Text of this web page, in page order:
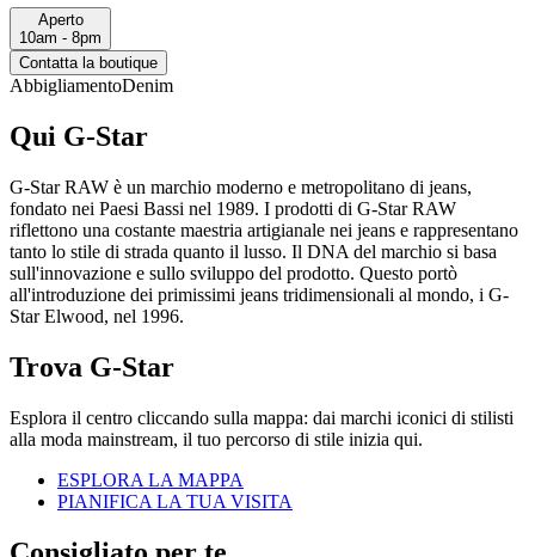
Aperto
10am - 8pm
Contatta la boutique
AbbigliamentoDenim
Qui G-Star
G-Star RAW è un marchio moderno e metropolitano di jeans,
fondato nei Paesi Bassi nel 1989. I prodotti di G-Star RAW
riflettono una costante maestria artigianale nei jeans e rappresentano
tanto lo stile di strada quanto il lusso. Il DNA del marchio si basa
sull'innovazione e sullo sviluppo del prodotto. Questo portò
all'introduzione dei primissimi jeans tridimensionali al mondo, i G-
Star Elwood, nel 1996.
Trova G-Star
Esplora il centro cliccando sulla mappa: dai marchi iconici di stilisti
alla moda mainstream, il tuo percorso di stile inizia qui.
ESPLORA LA MAPPA
PIANIFICA LA TUA VISITA